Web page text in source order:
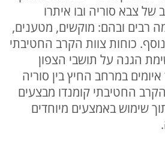
של צבא סוריה ובו איתרו
רבים ובהם: מוקשים, מטענים,
נוסף. כוחות צוות הקרב החטיבתי
הגנה על תושבי הצפון
במרחב החיץ בין סוריה
החטיבתי קומנדו מבצעים
שימוש באמצעים מיוחדים